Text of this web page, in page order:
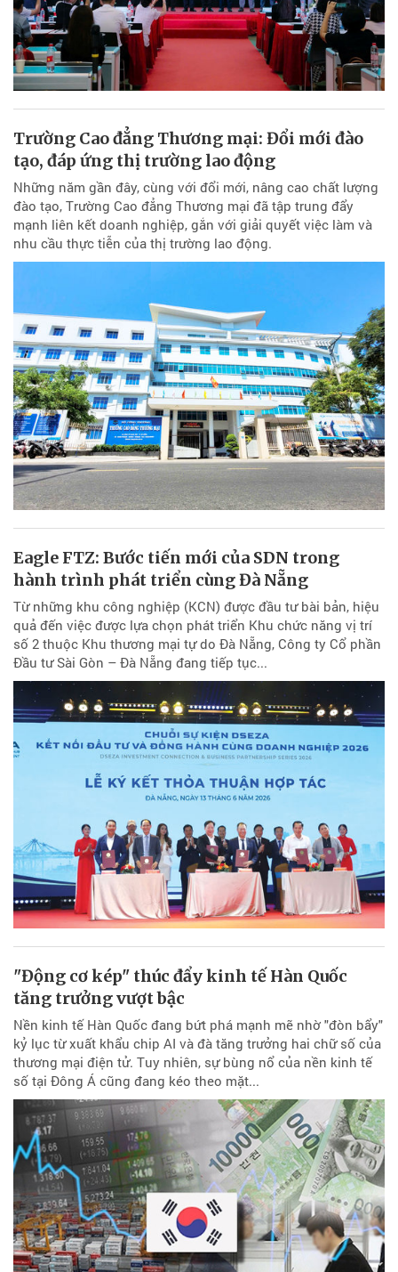
Trường Cao đẳng Thương mại: Đổi mới đào
tạo, đáp ứng thị trường lao động
Những năm gần đây, cùng với đổi mới, nâng cao chất lượng
đào tạo, Trường Cao đẳng Thương mại đã tập trung đẩy
mạnh liên kết doanh nghiệp, gắn với giải quyết việc làm và
nhu cầu thực tiễn của thị trường lao động.
Eagle FTZ: Bước tiến mới của SDN trong
hành trình phát triển cùng Đà Nẵng
Từ những khu công nghiệp (KCN) được đầu tư bài bản, hiệu
quả đến việc được lựa chọn phát triển Khu chức năng vị trí
số 2 thuộc Khu thương mại tự do Đà Nẵng, Công ty Cổ phần
Đầu tư Sài Gòn – Đà Nẵng đang tiếp tục...
"Động cơ kép" thúc đẩy kinh tế Hàn Quốc
tăng trưởng vượt bậc
Nền kinh tế Hàn Quốc đang bứt phá mạnh mẽ nhờ "đòn bẩy"
kỷ lục từ xuất khẩu chip AI và đà tăng trưởng hai chữ số của
thương mại điện tử. Tuy nhiên, sự bùng nổ của nền kinh tế
số tại Đông Á cũng đang kéo theo mặt...